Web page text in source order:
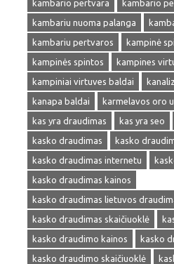
kambario pertvara
kambario
kambariu nuoma palanga
kambariu pertvaros
kampinė
kampinės spintos
kampines
kampiniai virtuves baldai
kanapa baldai
karmelavos oro
kas yra draudimas
kas yra seo
kasko draudimas
kasko
kasko draudimas internetu
kasko draudimas kainos
kasko draudimas lietuvos
kasko draudimas skaičiuoklė
kasko draudimo kainos
kasko
kasko draudimo skaičiuoklė